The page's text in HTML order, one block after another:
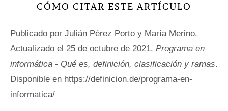
CÓMO CITAR ESTE ARTÍCULO
Publicado por Julián Pérez Porto y María Merino.
Actualizado el 25 de octubre de 2021. Programa en
informática - Qué es, definición, clasificación y ramas.
Disponible en https://definicion.de/programa-en-
informatica/